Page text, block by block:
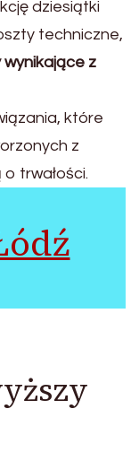
dziesiątki
techniczne,
z
które
z
trwałości.